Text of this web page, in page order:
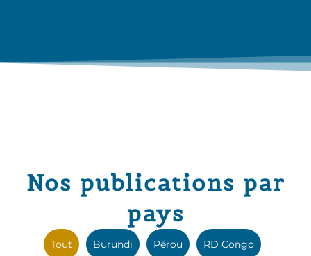
Nos publications par
pays
Tout Burundi Pérou RD Congo